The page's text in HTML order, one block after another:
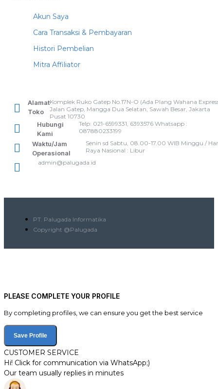
Akun Saya
Cara Transaksi & Pembayaran
Histori Pembelian
Mitra Affiliator
Alamat
Toko
Komplek Ruko Gatep No.17N-O (Ada Plang Wahana
Jalan Gatep, Mangga Dua Selatan, Sawah Besar, Jakarta
Pusat 10730
Hubungi
Kami
Telp: 021-6599331, 6393576 Whatsapp :
087880233199
Waktu/Jam
Operasional
Senin sd Sabtu, 08.00-17.00 WIB Minggu /
Raya Nasional : Libur
admin@palugada.id
PT. Palugada Informatika
Copyright @Palugada
PLEASE COMPLETE YOUR PROFILE
By completing profiles, we can ensure you get the best service
Save Profile
CUSTOMER SERVICE
Hi! Click for communication via WhatsApp;)
Our team usually replies in minutes